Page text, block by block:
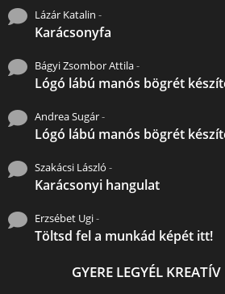
Lázár Katalin -
Karácsonyfa
Bágyi Zsombor Attila-
Lógó lábú manós bögrét
Andrea Sugár-
Lógó lábú manós bögrét
Szakácsi László -
Karácsonyi hangulat
Erzsébet Ugi-
Töltsd fel a munkád képét itt!
GYERE LEGYÉL